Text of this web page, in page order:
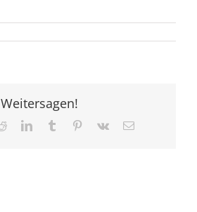
Weitersagen!
RedditLinkedInTumblr Pinterest
Vk
E-